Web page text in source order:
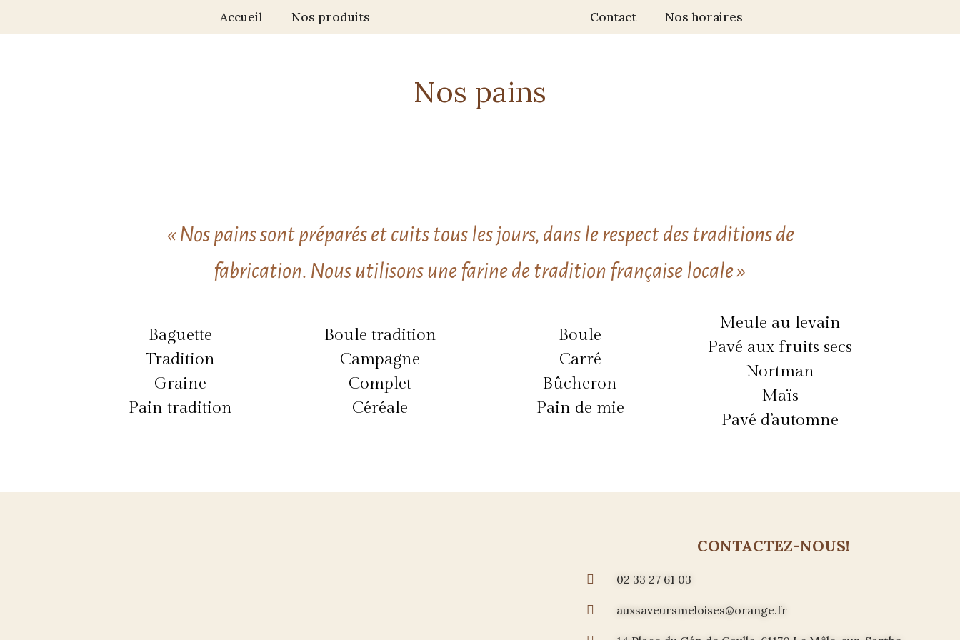
Accueil Nos produits Contact Nos horaires
Nos pains
« Nos pains sont préparés et cuits tous les jours, dans le respect des traditions de
fabrication. Nous utilisons une farine de tradition française locale »
Baguette
Tradition
Graine
Pain tradition
Boule tradition
Campagne
Complet
Céréale
Boule
Carré
Bûcheron
Pain de mie
Meule au levain
Pavé aux fruits secs
Nortman
Maïs
Pavé d’automne
CONTACTEZ-NOUS!
02 33 27 61 03
auxsaveursmeloises@orange.fr